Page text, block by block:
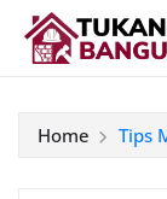
Home Tips